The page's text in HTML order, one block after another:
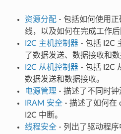
资源分配- 包括如何使用正
线，以及如何在完成工作后
I2C 主机控制器- 包括 I2C
了数据发送、数据接收和
I2C 从机控制器- 包括 I2C
数据发送和数据接收。
电源管理 - 描述了不同时钟
IRAM 安全- 描述了如何在
I2C 中断。
线程安全- 列出了驱动程序